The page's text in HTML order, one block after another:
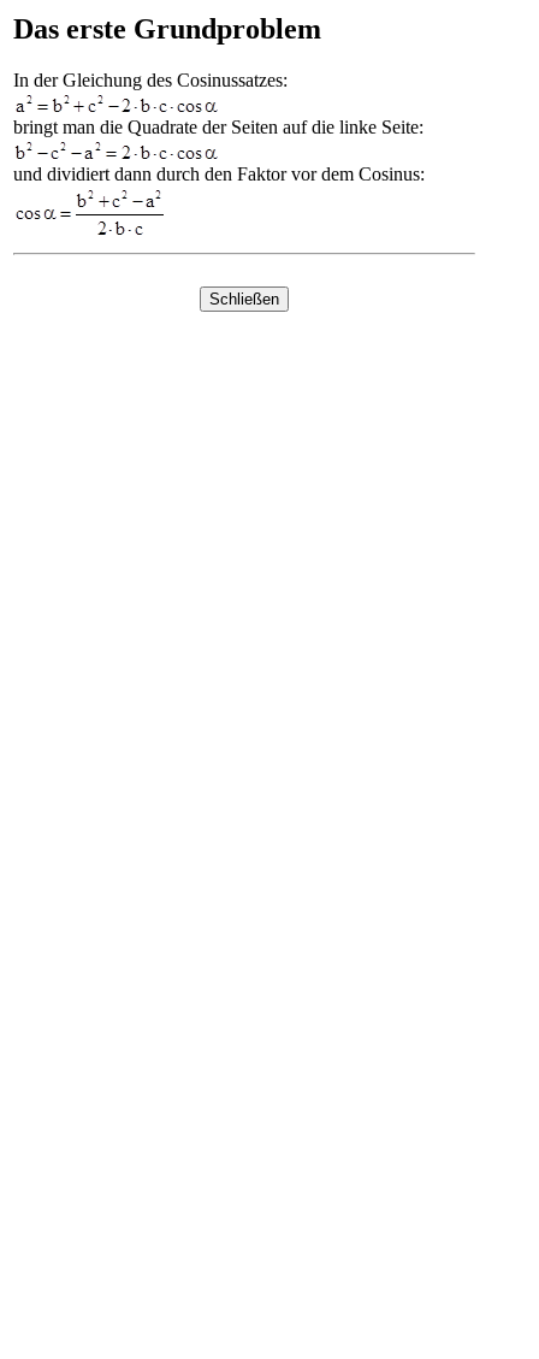
Das erste Grundproblem
In der Gleichung des Cosinussatzes:
bringt man die Quadrate der Seiten auf die linke Seite:
und dividiert dann durch den Faktor vor dem Cosinus: